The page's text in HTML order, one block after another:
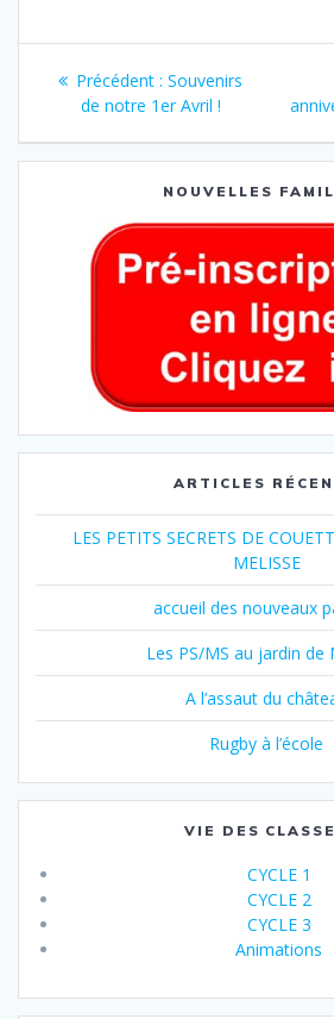
Précédent : Souvenirs
de notre 1er Avril !
NOUVELLES
ARTICLES
LES PETITS SECRETS DE
MELISSE
accueil des nouveaux
Les PS/MS au jardin de
A l’assaut du
Rugby à l’école
VIE DES
CYCLE 1
CYCLE 2
CYCLE 3
Animations